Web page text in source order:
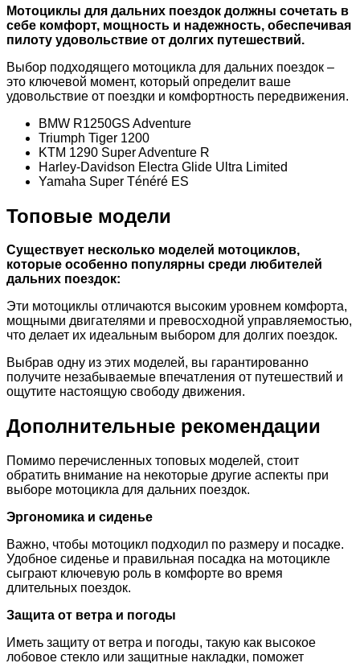
Мотоциклы для дальних поездок должны сочетать в
себе комфорт, мощность и надежность, обеспечивая
пилоту удовольствие от долгих путешествий.
Выбор подходящего мотоцикла для дальних поездок –
это ключевой момент, который определит ваше
удовольствие от поездки и комфортность передвижения.
BMW R1250GS Adventure
Triumph Tiger 1200
KTM 1290 Super Adventure R
Harley-Davidson Electra Glide Ultra Limited
Yamaha Super Ténéré ES
Топовые модели
Существует несколько моделей мотоциклов,
которые особенно популярны среди любителей
дальних поездок:
Эти мотоциклы отличаются высоким уровнем комфорта,
мощными двигателями и превосходной управляемостью,
что делает их идеальным выбором для долгих поездок.
Выбрав одну из этих моделей, вы гарантированно
получите незабываемые впечатления от путешествий и
ощутите настоящую свободу движения.
Дополнительные рекомендации
Помимо перечисленных топовых моделей, стоит
обратить внимание на некоторые другие аспекты при
выборе мотоцикла для дальних поездок.
Эргономика и сиденье
Важно, чтобы мотоцикл подходил по размеру и посадке.
Удобное сиденье и правильная посадка на мотоцикле
сыграют ключевую роль в комфорте во время
длительных поездок.
Защита от ветра и погоды
Иметь защиту от ветра и погоды, такую как высокое
лобовое стекло или защитные накладки, поможет